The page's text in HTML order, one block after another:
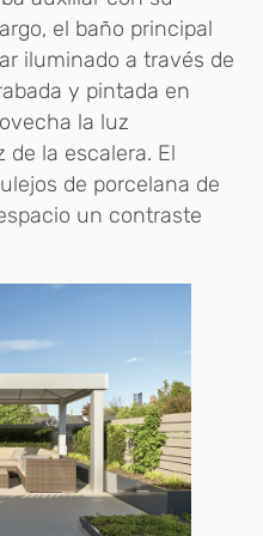
el baño principal
iluminado a través de
y pintada en
la luz
la escalera. El
de porcelana de
un contraste